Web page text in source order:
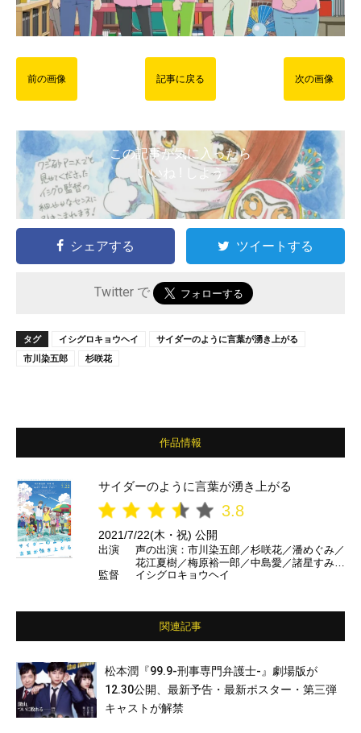
前の画像 記事に戻る 次の画像
この記事が気に入ったら
いいね ! しよう
シェアする ツイートする
Twitter で
タグ イシグロキョウヘイ
サイダーのように言葉が湧き上がる
市川染五郎
杉咲花
作品情報
サイダーのように言葉が湧き上がる
3.8
2021/7/22(木・祝) 公開
出演
声の出演：市川染五郎／杉咲花／潘めぐみ／
花江夏樹／梅原裕一郎／中島愛／諸星すみれ
／神谷浩史／坂本真綾／山寺宏一／井上喜久
監督 イシグロキョウヘイ
関連記事
松本潤『99.9-刑事専門弁護士-』劇場版が
12.30公開、最新予告・最新ポスター・第三弾
キャストが解禁